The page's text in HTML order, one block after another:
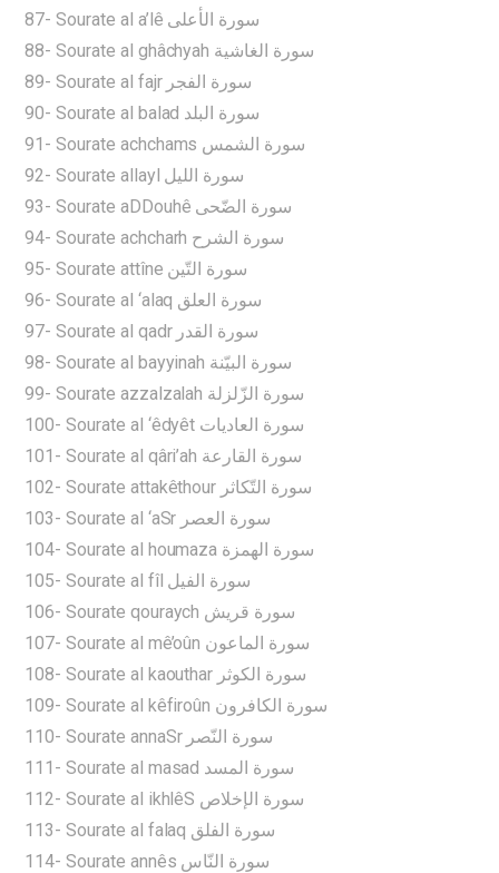
87- Sourate al a’lê سورة الأعلى
88- Sourate al ghâchyah سورة الغاشية
89- Sourate al fajr سورة الفجر
90- Sourate al balad سورة البلد
91- Sourate achchams سورة الشمس
92- Sourate allayl سورة الليل
93- Sourate aDDouhê سورة الضّحى
94- Sourate achcharh سورة الشرح
95- Sourate attîne سورة التّين
96- Sourate al ‘alaq سورة العلق
97- Sourate al qadr سورة القدر
98- Sourate al bayyinah سورة البيّنة
99- Sourate azzalzalah سورة الزّلزلة
100- Sourate al ‘êdyêt سورة العاديات
101- Sourate al qâri’ah سورة القارعة
102- Sourate attakêthour سورة التّكاثر
103- Sourate al ‘aSr سورة العصر
104- Sourate al houmaza سورة الهمزة
105- Sourate al fîl سورة الفيل
106- Sourate qouraych سورة قريش
107- Sourate al mê’oûn سورة الماعون
108- Sourate al kaouthar سورة الكوثر
109- Sourate al kêfiroûn سورة الكافرون
110- Sourate annaSr سورة النّصر
111- Sourate al masad سورة المسد
112- Sourate al ikhlêS سورة الإخلاص
113- Sourate al falaq سورة الفلق
114- Sourate annês سورة النّاس